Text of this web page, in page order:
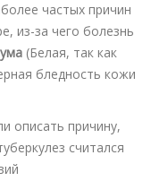
частых причин
из-за чего болезнь
(Белая, так как
бледность кожи
описать причину,
считался